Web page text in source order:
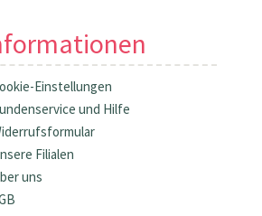
Einstellungen
und Hilfe
Filialen
uns